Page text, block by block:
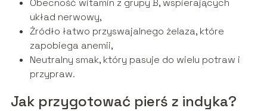
układ nerwowy,
Źródło łatwo przyswajalnego żelaza, które
zapobiega anemii,
Neutralny smak, który pasuje do wielu potraw i
przypraw.
Jak przygotować pierś z indyka?